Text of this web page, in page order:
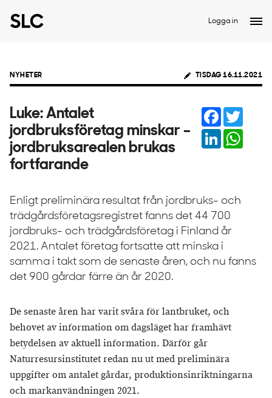
Logga in
NYHETER TISDAG 16.11.2021
Luke: Antalet
jordbruksföretag minskar –
jordbruksarealen brukas
fortfarande
Facebook
LinkedIn
Enligt preliminära resultat från jordbruks- och
trädgårdsföretagsregistret fanns det 44 700
jordbruks- och trädgårdsföretag i Finland år
2021. Antalet företag fortsatte att minska i
samma i takt som de senaste åren, och nu fanns
det 900 gårdar färre än år 2020.
De senaste åren har varit svåra för lantbruket, och
behovet av information om dagsläget har framhävt
betydelsen av aktuell information. Därför går
Naturresursinstitutet redan nu ut med preliminära
uppgifter om antalet gårdar, produktionsinriktningarna
och markanvändningen 2021.